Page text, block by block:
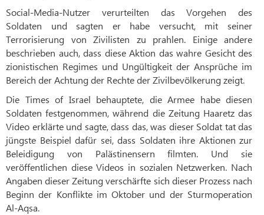
Social-Media-Nutzer verurteilten das Vorgehen des
Soldaten und sagten er habe versucht, mit seiner
Terrorisierung von Zivilisten zu prahlen. Einige andere
beschrieben auch, dass diese Aktion das wahre Gesicht des
zionistischen Regimes und Ungültigkeit der Ansprüche im
Bereich der Achtung der Rechte der Zivilbevölkerung zeigt.
Die Times of Israel behauptete, die Armee habe diesen
Soldaten festgenommen, während die Zeitung Haaretz das
Video erklärte und sagte, dass das, was dieser Soldat tat das
jüngste Beispiel dafür sei, dass Soldaten ihre Aktionen zur
Beleidigung von Palästinensern filmten. Und sie
veröffentlichen diese Videos in sozialen Netzwerken. Nach
Angaben dieser Zeitung verschärfte sich dieser Prozess nach
Beginn der Konflikte im Oktober und der Sturmoperation
Al-Aqsa.